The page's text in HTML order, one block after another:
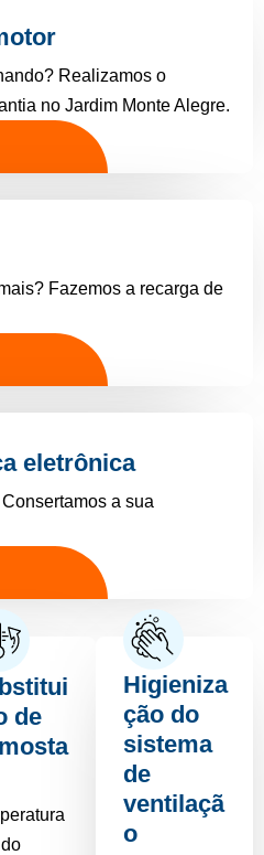
Realizamos o
no Jardim Monte Alegre.
Fazemos a recarga de
eletrônica
a sua
de
Higieniza
ção do
sistema
de
ventilaçã
o